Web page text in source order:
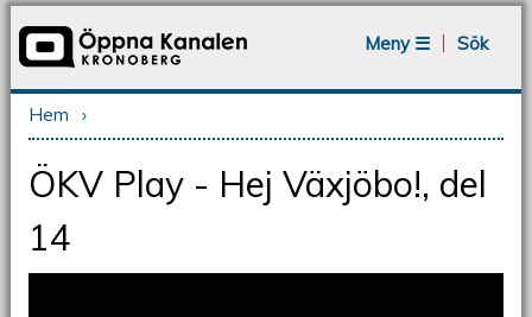
Meny ☰
Sök
Du är här
Hem ›
ÖKV Play - Hej Växjöbo!, del
14